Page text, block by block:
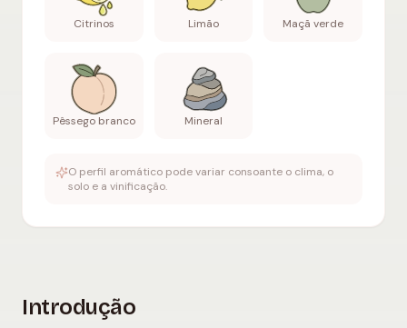
Citrinos Limão Maçã verde
Pêssego branco Mineral
O perfil aromático pode variar consoante o clima, o
solo e a vinificação.
Introdução